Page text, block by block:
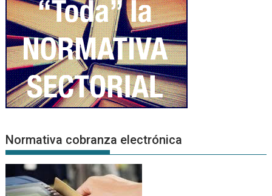
Normativa cobranza electrónica